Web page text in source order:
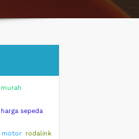
harga sepeda
motor rodalink